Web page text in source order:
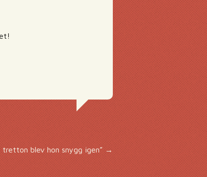
tretton blev hon snygg igen” →